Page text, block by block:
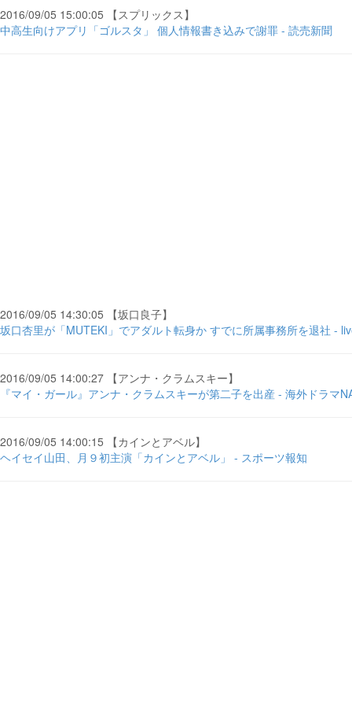
2016/09/05 15:00:05 【スプリックス】
中高生向けアプリ「ゴルスタ」 個人情報書き込みで謝罪 - 読売新聞
2016/09/05 14:30:05 【坂口良子】
坂口杏里が「MUTEKI」でアダルト転身か すでに所属事務所を退社 -
2016/09/05 14:00:27 【アンナ・クラムスキー】
『マイ・ガール』アンナ・クラムスキーが第二子を出産 - 海外ドラマ
2016/09/05 14:00:15 【カインとアベル】
ヘイセイ山田、月９初主演「カインとアベル」 - スポーツ報知